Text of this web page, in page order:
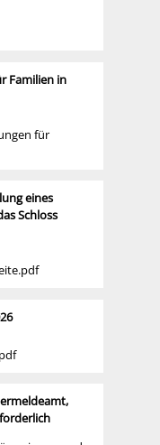
Familien in
für
eines
Schloss